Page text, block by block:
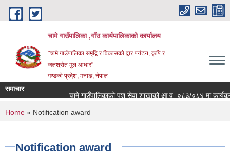
Skip to main content
चामे गाउँपालिका ,गाँउ कार्यपालिकाको कार्यालय
"चामे गाउँपालिका समृद्वि र विकासको द्वार पर्यटन, कृषि र
जलश्रोत मुल आधार"
गण्डकी प्रदेश, मनाङ, नेपाल
समाचार
चामे गाउँपालिकाको पशु सेवा शाखाको आ.व. ०८३/०८४ मा कार्यक्रम
You are here
Home » Notification award
Notification award